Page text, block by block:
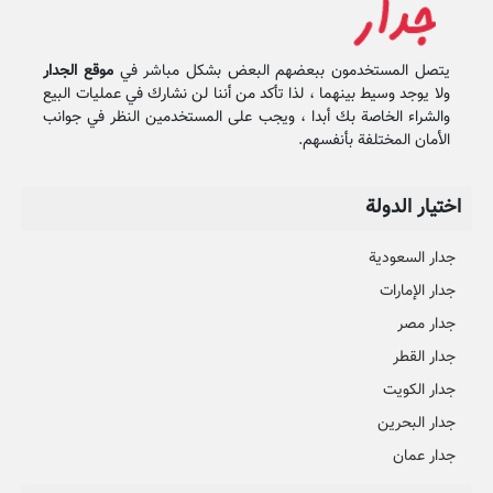
يتصل المستخدمون ببعضهم البعض بشكل مباشر في موقع الجدار
ولا يوجد وسيط بينهما ، لذا تأكد من أننا لن نشارك في عمليات البيع
والشراء الخاصة بك أبدا ، ويجب على المستخدمين النظر في جوانب
الأمان المختلفة بأنفسهم.
اختيار الدولة
جدار السعودية
جدار الإمارات
جدار مصر
جدار القطر
جدار الكويت
جدار البحرين
جدار عمان